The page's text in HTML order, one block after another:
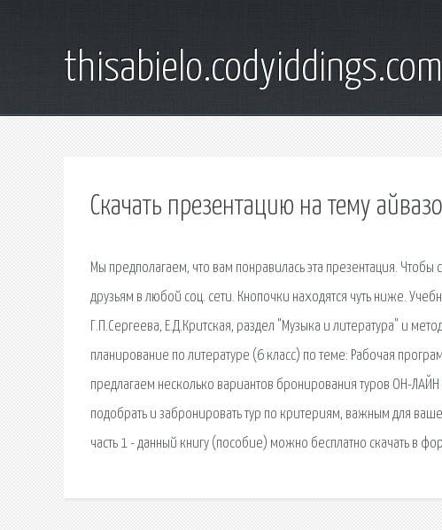
thisabielo.codyiddings.com
Скачать презентацию на тему
Мы предполагаем, что вам понравилась эта презентация.
друзьям в любой соц. сети. Кнопочки находятся чуть ниже.
Г.П.Сергеева, Е.Д.Критская, раздел "Музыка и литература" и
планирование по литературе (6 класс) по теме: Рабочая
предлагаем несколько вариантов бронирования туров ОН-
подобрать и забронировать тур по критериям, важным для
часть 1 - данный книгу (пособие) можно бесплатно скачать в